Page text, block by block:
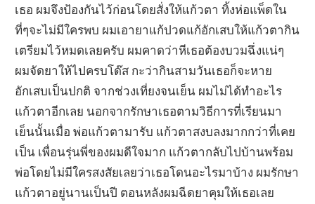
เธอ ผมจึงป้องกันไว้ก่อนโดยสั่งให้แก้วตา ทิ้งห่อแพ็ดใน
ที่ๆจะไม่มีใครพบ ผมเอายาแก้ปวดแก้อักเสบให้แก้วตากิน
เตรียมไว้หมดเลยครับ ผมคาดว่าหีเธอต้องบวมฉึ่งแน่ๆ
ผมจัดยาให้ไปครบโด๊ส กะว่ากินสามวันเธอก็จะหาย
อักเสบเป็นปกติ จากช่วงเที่ยงจนเย็น ผมไม่ได้ทำอะไร
แก้วตาอีกเลย นอกจากรักษาเธอตามวิธีการที่เรียนมา
เย็นนั้นเมื่อ พ่อแก้วตามารับ แก้วตาสงบลงมากกว่าที่เคย
เป็น เพื่อนรุ่นพี่ของผมดีใจมาก แก้วตากลับไปบ้านพร้อม
พ่อโดยไม่มีใครสงสัยเลยว่าเธอโดนอะไรมาบ้าง ผมรักษา
แก้วตาอยู่นานเป็นปี ตอนหลังผมฉีดยาคุมให้เธอเลย